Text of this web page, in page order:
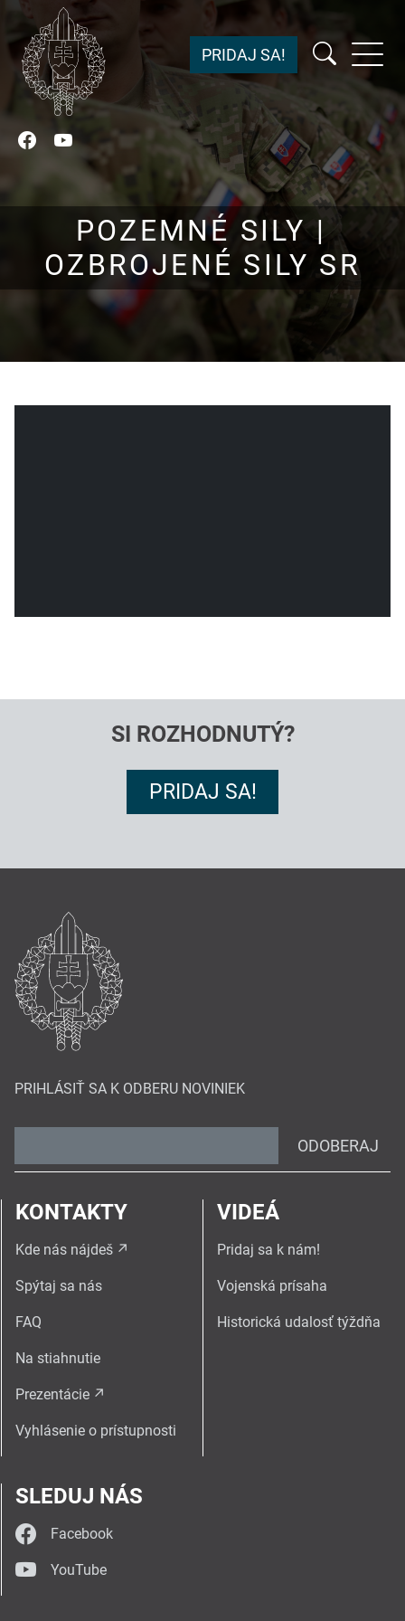
Facebook
YouTube
PRIDAJ SA!
POZEMNÉ SILY |
OZBROJENÉ SILY SR
SI ROZHODNUTÝ?
PRIDAJ SA!
PRIHLÁSIŤ SA K ODBERU NOVINIEK
ODOBERAJ
KONTAKTY
Kde nás nájdeš
Spýtaj sa nás
FAQ
Na stiahnutie
Prezentácie
Vyhlásenie o prístupnosti
VIDEÁ
Pridaj sa k nám!
Vojenská prísaha
Historická udalosť týždňa
SLEDUJ NÁS
Facebook
YouTube